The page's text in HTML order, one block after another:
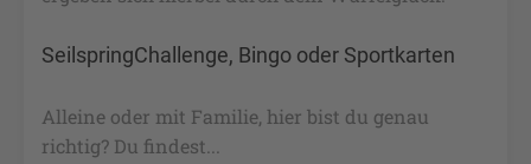
SeilspringChallenge, Bingo oder Sportkarten
Alleine oder mit Familie, hier bist du genau
richtig? Du findest...